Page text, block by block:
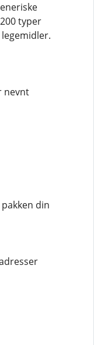
typer
nevnt
din